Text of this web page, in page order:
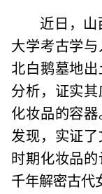
近日，
大学考古学
北白鹅墓地
分析，证实
化妆品的容
发现，实证
时期化妆品
千年解密古代